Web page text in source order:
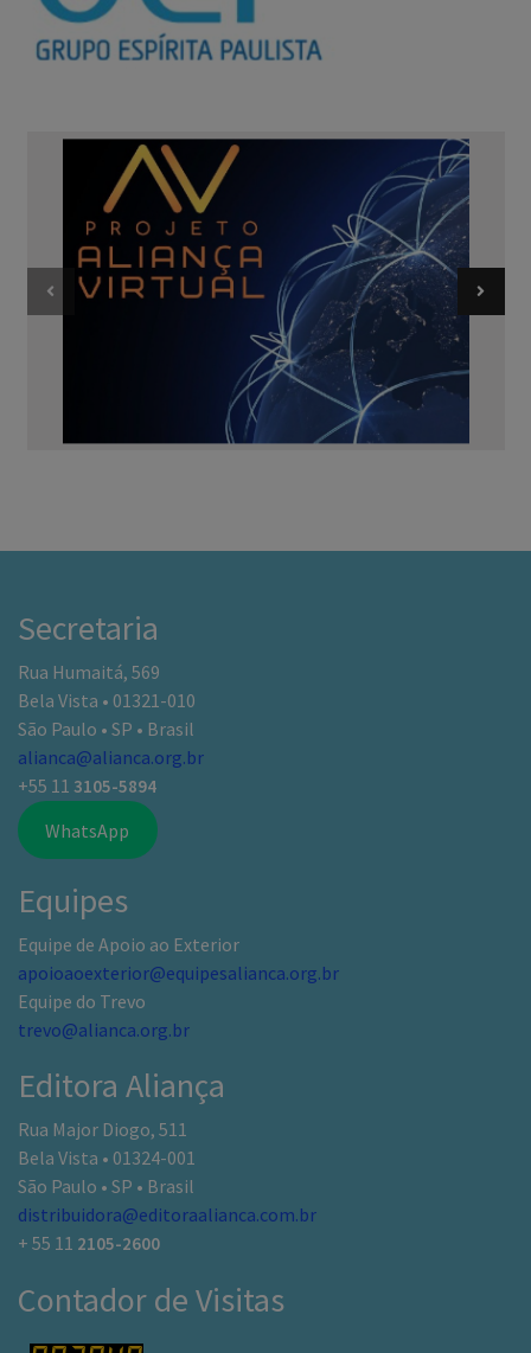
Secretaria
Rua Humaitá, 569
Bela Vista • 01321-010
São Paulo • SP • Brasil
alianca@alianca.org.br
+55 11 3105-5894
WhatsApp
Equipes
Equipe de Apoio ao Exterior
apoioaoexterior@equipesalianca.org.br
Equipe do Trevo
trevo@alianca.org.br
Editora Aliança
Rua Major Diogo, 511
Bela Vista • 01324-001
São Paulo • SP • Brasil
distribuidora@editoraalianca.com.br
+ 55 11 2105-2600
Contador de Visitas